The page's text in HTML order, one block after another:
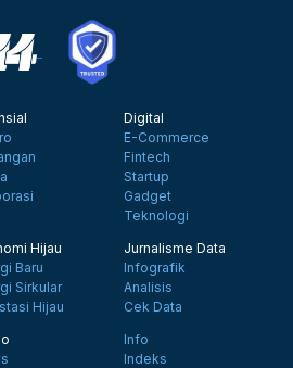
Digital
E-Commerce
Fintech
Startup
Gadget
Teknologi
Hijau
Baru
Sirkular
Hijau
Jurnalisme Data
Infografik
Analisis
Cek Data
Info
Indeks